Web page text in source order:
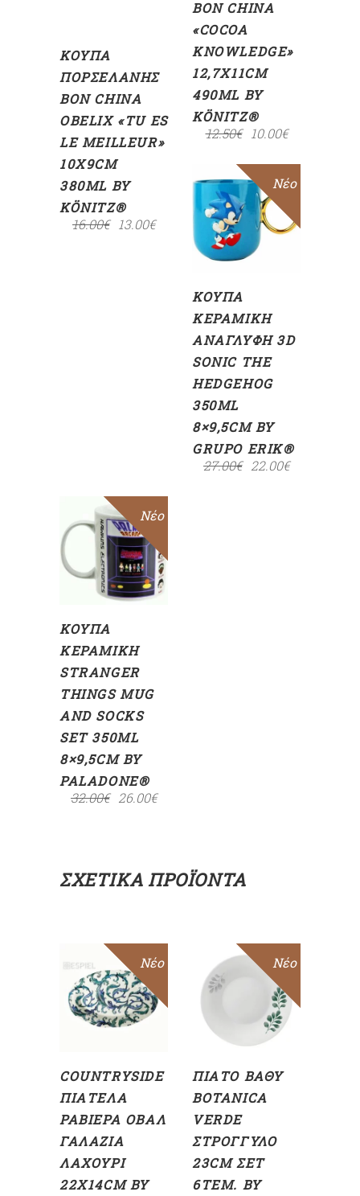
ΚΟΎΠΑ
ΠΟΡΣΕΛΆΝΗΣ
BON CHINA
OBELIX «TU ES
LE MEILLEUR»
10X9CM
380ML BY
KÖNITZ®
16.00€ 13.00€
BON CHINA
«COCOA
KNOWLEDGE»
12,7X11CM
490ML BY
KÖNITZ®
12.50€ 10.00€
Sale
Νέο
ΠΡΟΣΘΉΚΗ
ΣΤΟ
ΚΑΛΆΘΙ
ΚΟΎΠΑ
ΚΕΡΑΜΙΚΉ
ΑΝΆΓΛΥΦΗ 3D
SONIC THE
HEDGEHOG
350ML
8×9,5CM BY
GRUPO ERIK®
27.00€ 22.00€
Sale
Νέο
ΠΡΟΣΘΉΚΗ
ΣΤΟ
ΚΑΛΆΘΙ
ΚΟΎΠΑ
ΚΕΡΑΜΙΚΉ
STRANGER
THINGS MUG
AND SOCKS
SET 350ML
8×9,5CM BY
PALADONE®
32.00€ 26.00€
ΣΧΕΤΙΚΆ ΠΡΟΪΌΝΤΑ
Sale
Νέο
ΠΡΟΣΘΉΚΗ
ΣΤΟ
ΚΑΛΆΘΙ
COUNTRYSIDE
ΠΙΑΤΈΛΑ
ΡΑΒΙΈΡΑ ΟΒΆΛ
ΓΑΛΆΖΙΑ
ΛΑΧΟΎΡΙ
22X14CM BY
Sale
Νέο
ΠΡΟΣΘΉΚΗ
ΣΤΟ
ΚΑΛΆΘΙ
ΠΙΆΤΟ ΒΑΘΎ
BOTANICA
VERDE
ΣΤΡΟΓΓΥΛΌ
23CM ΣΕΤ
6ΤΕΜ. BY